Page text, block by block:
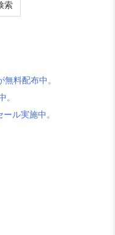
索
料配布中。
。
ル実施中。